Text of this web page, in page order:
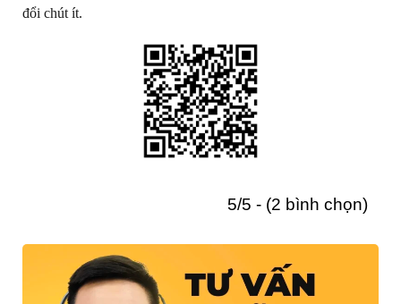
đổi chút ít.
5/5 - (2 bình chọn)